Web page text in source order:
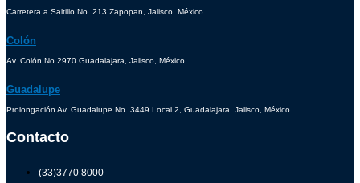
Carretera a Saltillo No. 213 Zapopan, Jalisco, México.
Colón
Av. Colón No 2970 Guadalajara, Jalisco, México.
Guadalupe
Prolongación Av. Guadalupe No. 3449 Local 2, Guadalajara, Jalisco, México.
Contacto
(33)3770 8000